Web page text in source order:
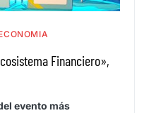
Financiero»,
evento más